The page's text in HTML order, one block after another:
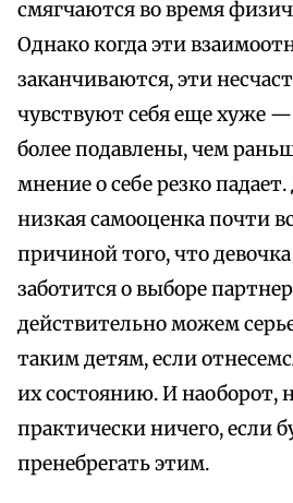
смягчаются во время
Однако когда эти
заканчиваются, эти
чувствуют себя еще хуже
более подавлены, чем
мнение о себе резко
низкая самооценка почти
причиной того, что
заботится о выборе
действительно можем
таким детям, если
их состоянию. И наоборот,
практически ничего, если
пренебрегать этим.